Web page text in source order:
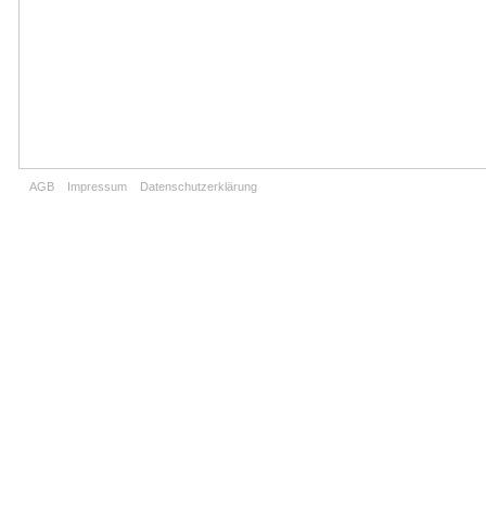
AGB Impressum Datenschutzerklärung